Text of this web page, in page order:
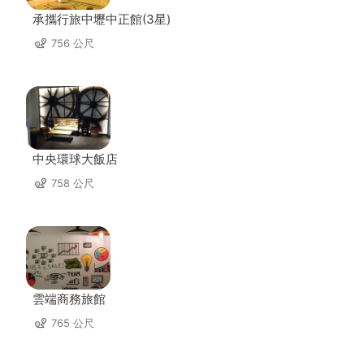
承攜行旅中壢中正館(3星)
756 公尺
中央環球大飯店
758 公尺
雲端商務旅館
765 公尺